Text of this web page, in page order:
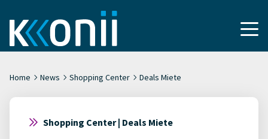
Home News Shopping Center Deals Miete
Shopping Center | Deals Miete